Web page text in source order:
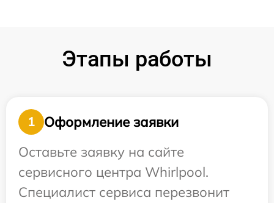
Этапы работы
1
Оформление заявки
Оставьте заявку на сайте
сервисного центра Whirlpool.
Специалист сервиса перезвонит